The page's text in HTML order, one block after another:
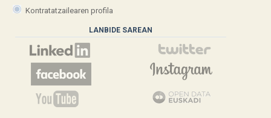
Kontratatzailearen profila
LANBIDE SAREAN